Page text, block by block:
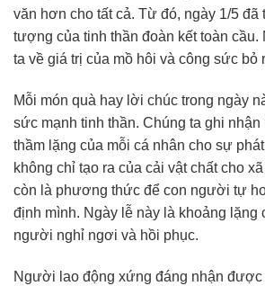
văn hơn cho tất cả. Từ đó, ngày 1/5 đã
tượng của tinh thần đoàn kết toàn cầu.
ta về giá trị của mồ hôi và công sức bỏ
Mỗi món quà hay lời chúc trong ngày
sức mạnh tinh thần. Chúng ta ghi
thầm lặng của mỗi cá nhân cho sự
không chỉ tạo ra của cải vật chất cho
còn là phương thức để con người tự
định mình. Ngày lễ này là khoảng lặng
người nghỉ ngơi và hồi phục.
Người lao động xứng đáng nhận